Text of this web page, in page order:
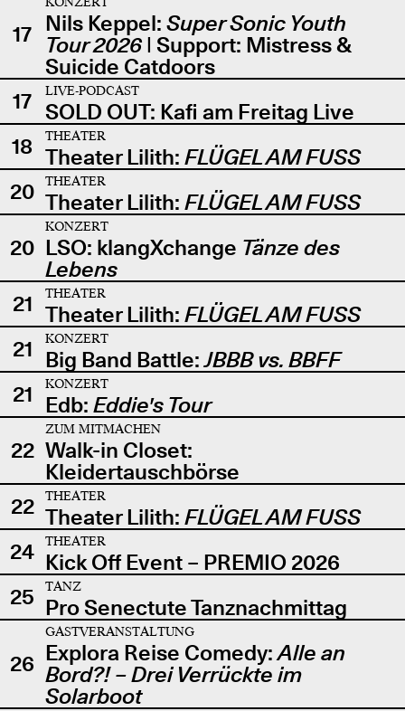
17 Nils Keppel: Super Sonic Youth
Tour 2026| Support: Mistress &
Suicide Catdoors
17
LIVE-PODCAST
SOLD OUT: Kafi am Freitag Live
18
THEATER
Theater Lilith: FLÜGEL AM FUSS
20
THEATER
Theater Lilith: FLÜGEL AM FUSS
20
KONZERT
LSO: klangXchange Tänze des
Lebens
21
THEATER
Theater Lilith: FLÜGEL AM FUSS
21
KONZERT
Big Band Battle:JBBB vs. BBFF
21
KONZERT
Edb: Eddie's Tour
22
ZUM MITMACHEN
Walk-in Closet:
Kleidertauschbörse
22
THEATER
Theater Lilith: FLÜGEL AM FUSS
24
THEATER
Kick Off Event – PREMIO 2026
25
TANZ
Pro Senectute Tanznachmittag
26
GASTVERANSTALTUNG
Explora Reise Comedy:Alle an
Bord?! – Drei Verrückte im
Solarboot